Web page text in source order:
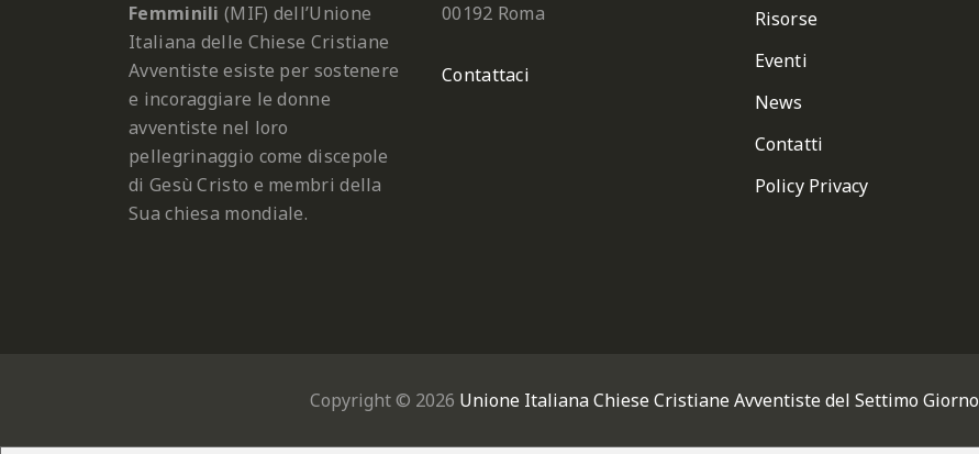
Femminili (MIF) dell’Unione
Italiana delle Chiese Cristiane
Avventiste esiste per sostenere
e incoraggiare le donne
avventiste nel loro
pellegrinaggio come discepole
di Gesù Cristo e membri della
Sua chiesa mondiale.
00192 Roma
Contattaci
Risorse
Eventi
News
Contatti
Policy Privacy
Copyright © 2026 Unione Italiana Chiese Cristiane Avventiste del Settimo Giorno